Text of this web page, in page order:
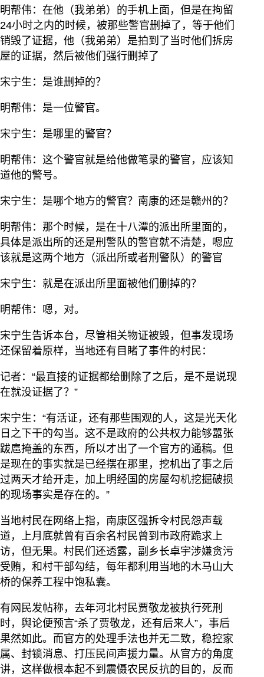
明帮伟：在他（我弟弟）的手机上面，但是在拘留
24小时之内的时候，被那些警官删掉了，等于他们
销毁了证据，他（我弟弟）是拍到了当时他们拆房
屋的证据，然后被他们强行删掉了
宋宁生：是谁删掉的？
明帮伟：是一位警官。
宋宁生：是哪里的警官？
明帮伟：这个警官就是给他做笔录的警官，应该知
道他的警号。
宋宁生：是哪个地方的警官？南康的还是赣州的？
明帮伟：那个时候，是在十八潭的派出所里面的，
具体是派出所的还是刑警队的警官就不清楚，嗯应
该就是这两个地方（派出所或者刑警队）的警官
宋宁生：就是在派出所里面被他们删掉的？
明帮伟：嗯，对。
宋宁生告诉本台，尽管相关物证被毁，但事发现场
还保留着原样，当地还有目睹了事件的村民：
记者：“最直接的证据都给删除了之后，是不是说现
在就没证据了？”
宋宁生：“有活证，还有那些围观的人，这是光天化
日之下干的勾当。这不是政府的公共权力能够嚣张
跋扈掩盖的东西，所以才出了一个官方的通稿。但
是现在的事实就是已经摆在那里，挖机出了事之后
过两天才给开走，加上明经国的房屋勾机挖掘破损
的现场事实是存在的。”
当地村民在网络上指，南康区强拆令村民怨声载
道，上月底就曾有百余名村民曾到市政府跪求上
访，但无果。村民们还透露，副乡长卓宇涉嫌贪污
受贿，和村干部勾结，每年都利用当地的木马山大
桥的保养工程中饱私囊。
有网民发帖称，去年河北村民贾敬龙被执行死刑
时，舆论便预言“杀了贾敬龙，还有后来人”，事后
果然如此。而官方的处理手法也并无二致，稳控家
属、封锁消息、打压民间声援力量。从官方的角度
讲，这样做根本起不到震慑农民反抗的目的，反而